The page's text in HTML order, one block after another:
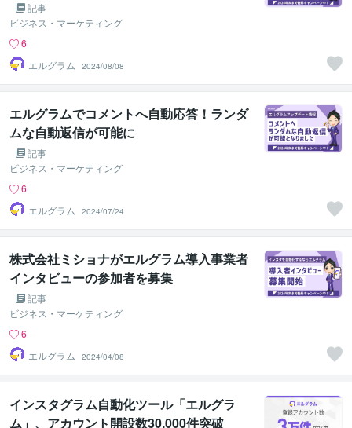
記事
ビジネス・マーケティング
6
エルグラム
2024/08/08
エルグラムでコメントへ自動応答！ランダ
ムな自動返信が可能に
記事
ビジネス・マーケティング
6
エルグラム
2024/07/24
株式会社ミショナがエルグラム導入事業者
インタビューの参加者を募集
記事
ビジネス・マーケティング
6
エルグラム
2024/04/08
インスタグラム自動化ツール「エルグラ
ム」、アカウント開設数30,000件突破